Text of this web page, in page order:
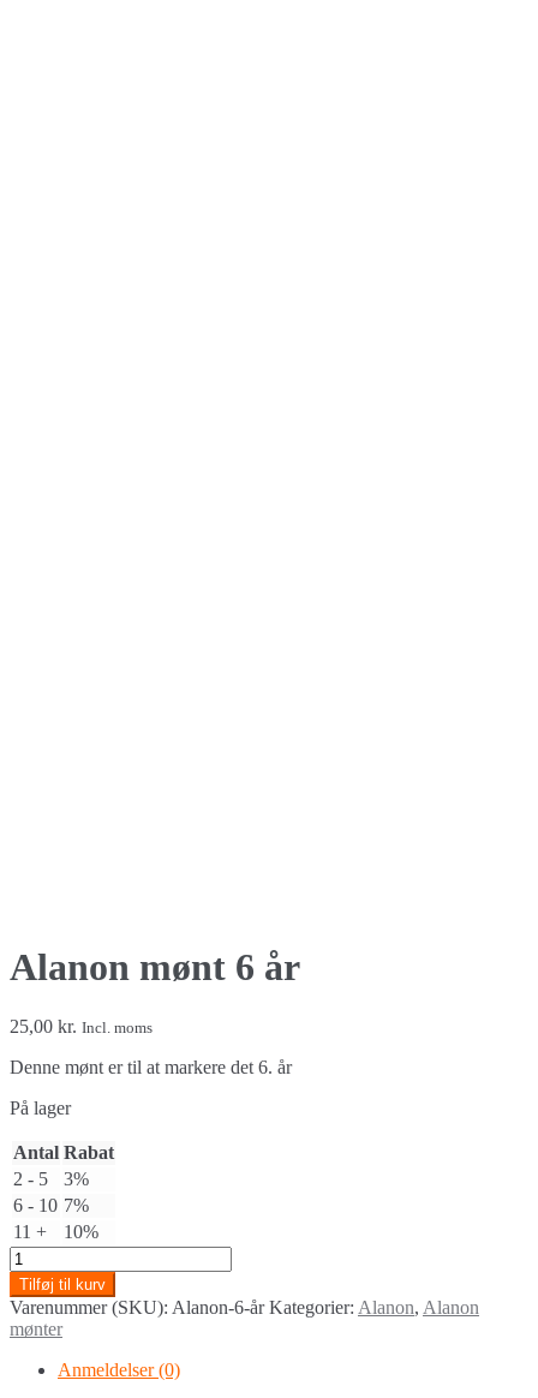
Alanon mønt 6 år
25,00 kr. Incl. moms
Denne mønt er til at markere det 6. år
På lager
Antal Rabat
2 - 5
3%
6 - 10 7%
11 +
10%
Alanon
mønt
6
år
quantity
Tilføj til kurv
Varenummer (SKU): Alanon-6-år Kategorier: Alanon, Alanon
mønter
Anmeldelser (0)